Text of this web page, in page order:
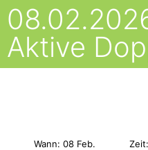
Aktive
Wann: 08 Feb.